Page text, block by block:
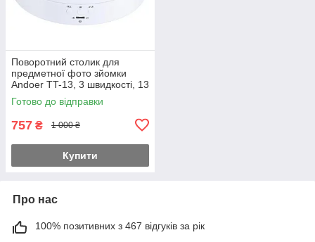
Поворотний столик для
предметної фото зйомки
Andoer TT-13, 3 швидкості, 13
см, білий (7325)
Готово до відправки
757 ₴ 1 000 ₴
Купити
Про нас
100% позитивних з 467 відгуків за рік